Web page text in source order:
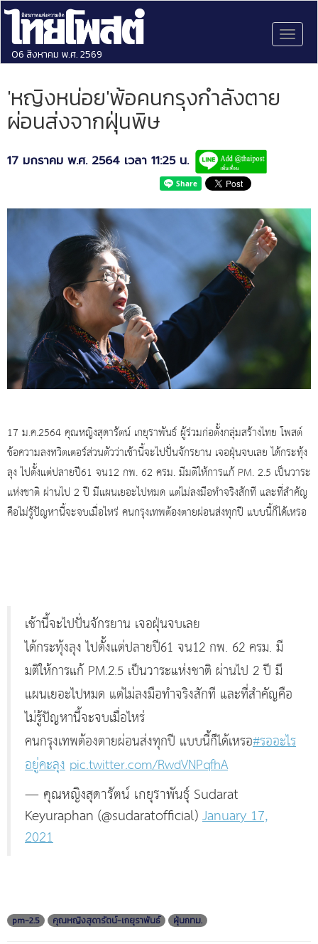
06 สิงหาคม พ.ศ. 2569
'หญิงหน่อย'พ้อคนกรุงกำลังตาย
ผ่อนส่งจากฝุ่นพิษ
17 มกราคม พ.ศ. 2564 เวลา 11:25 น.
17 ม.ค.2564 คุณหญิงสุดารัตน์ เกยุราพันธ์ ผู้ร่วมก่อตั้งกลุ่มสร้างไทย โพสต์
ข้อความลงทวิตเตอร์ส่วนตัวว่าเช้านี้จะไปปั่นจักรยาน เจอฝุ่นจบเลย ได้กระทุ้ง
ลุง ไปตั้งแต่ปลายปี61 จน12 กพ. 62 ครม. มีมติให้การแก้ PM. 2.5 เป็นวาระ
แห่งชาติ ผ่านไป 2 ปี มีแผนเยอะไปหมด แต่ไม่ลงมือทำจริงสักที และที่สำคัญ
คือไม่รู้ปัญหานี้จะจบเมื่อไหร่ คนกรุงเทพต้องตายผ่อนส่งทุกปี แบบนี้ก็ได้เหรอ
เช้านี้จะไปปั่นจักรยาน เจอฝุ่นจบเลย
ได้กระทุ้งลุง ไปตั้งแต่ปลายปี61 จน12 กพ. 62 ครม. มี
มติให้การแก้ PM.2.5 เป็นวาระแห่งชาติ ผ่านไป 2 ปี มี
แผนเยอะไปหมด แต่ไม่ลงมือทำจริงสักที และที่สำคัญคือ
ไม่รู้ปัญหานี้จะจบเมื่อไหร่
คนกรุงเทพต้องตายผ่อนส่งทุกปี แบบนี้ก็ได้เหรอ#รออะไร
อยู่คะลุง pic.twitter.com/RwdVNPqfhA
— คุณหญิงสุดารัตน์ เกยุราพันธุ์ Sudarat
Keyuraphan (@sudaratofficial)January 17,
2021
pm-2.5 คุณหญิงสุดารัตน์-เกยุราพันธ์ ฝุ่นกทม.